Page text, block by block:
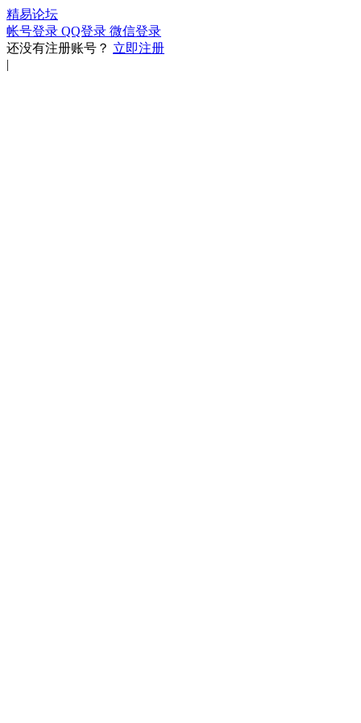
精易论坛
帐号登录 QQ登录 微信登录
还没有注册账号？ 立即注册
|